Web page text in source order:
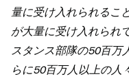
量に受け入れられるこ
が大量に受け入れられ
スタンス部隊の50百万
らに50百万人以上の人